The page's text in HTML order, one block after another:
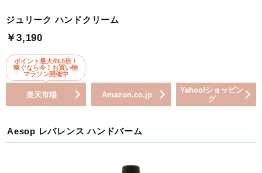
ジュリーク ハンドクリーム
￥3,190
ポイント最大49.5倍！
稼ぐなら今！お買い物
マラソン開催中
楽天市場 Amazon.co.jp
Yahoo!ショッピン
グ
Aesop レバレンス ハンドバーム